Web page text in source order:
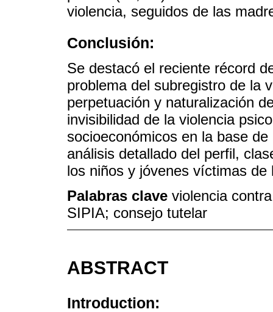
violencia, seguidos de las
Conclusión:
Se destacó el reciente récord
problema del subregistro de la
perpetuación y naturalización
invisibilidad de la violencia
socioeconómicos en la base
análisis detallado del perfil,
los niños y jóvenes víctimas
Palabras clave violencia
SIPIA; consejo tutelar
ABSTRACT
Introduction: